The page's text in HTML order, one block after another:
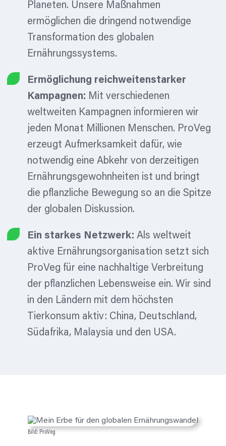
Planeten. Unsere Maßnahmen
ermöglichen die dringend notwendige
Transformation des globalen
Ernährungssystems.
Ermöglichung reichweitenstarker
Kampagnen: Mit verschiedenen
weltweiten Kampagnen informieren wir
jeden Monat Millionen Menschen. ProVeg
erzeugt Aufmerksamkeit dafür, wie
notwendig eine Abkehr von derzeitigen
Ernährungsgewohnheiten ist und bringt
die pflanzliche Bewegung so an die Spitze
der globalen Diskussion.
Ein starkes Netzwerk:Als weltweit
aktive Ernährungsorganisation setzt sich
ProVeg für eine nachhaltige Verbreitung
der pflanzlichen Lebensweise ein. Wir sind
in den Ländern mit dem höchsten
Tierkonsum aktiv: China, Deutschland,
Südafrika, Malaysia und den USA.
Bild: ProVeg